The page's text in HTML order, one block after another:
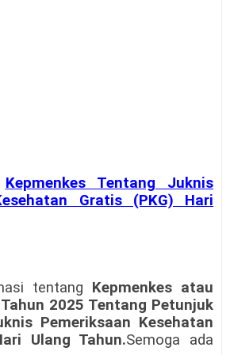
Kepmenkes Tentang Juknis
Gratis (PKG) Hari
tentang Kepmenkes atau
2025 Tentang Petunjuk
Pemeriksaan Kesehatan
Ulang Tahun.Semoga ada